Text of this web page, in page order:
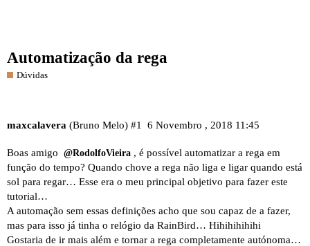
Automatização da rega
Dúvidas
maxcalavera (Bruno Melo) 6 Novembro , 2018 11:45
#1
Boas amigo @RodolfoVieira , é possível automatizar a rega em
função do tempo? Quando chove a rega não liga e ligar quando está
sol para regar… Esse era o meu principal objetivo para fazer este
tutorial…
A automação sem essas definições acho que sou capaz de a fazer,
mas para isso já tinha o relógio da RainBird… Hihihihihihi
Gostaria de ir mais além e tornar a rega completamente autónoma…